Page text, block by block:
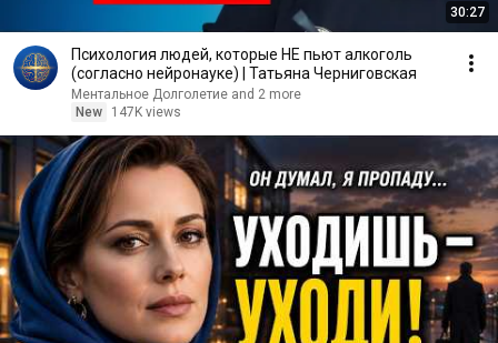
30:27
Психология людей, которые НЕ пьют алкоголь
(согласно нейронауке) | Татьяна Черниговская
Ментальное Долголетие and 2 more
New
147K views